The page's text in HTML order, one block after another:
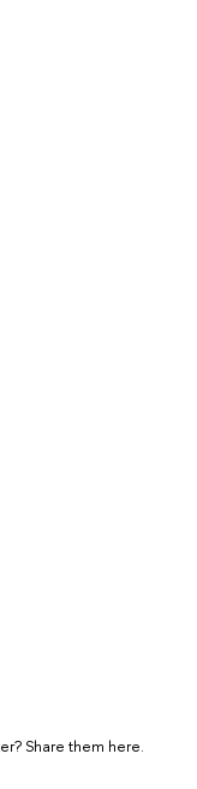
Share them here.